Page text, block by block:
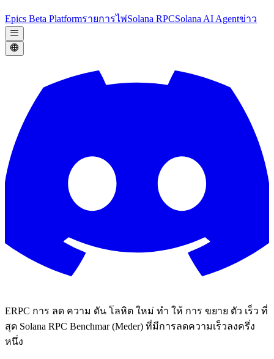
Epics Beta Platformรายการไพ่Solana RPCSolana AI Agentข่าว
ERPC การ ลด ความ ดัน โลหิต ใหม่ ทํา ให้ การ ขยาย ตัว เร็ว ที่
สุด Solana RPC Benchmar (Meder) ที่มีการลดความเร็วลงครึ่ง
หนึ่ง